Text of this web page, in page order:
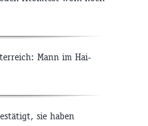
Mann im Hai-
sie haben